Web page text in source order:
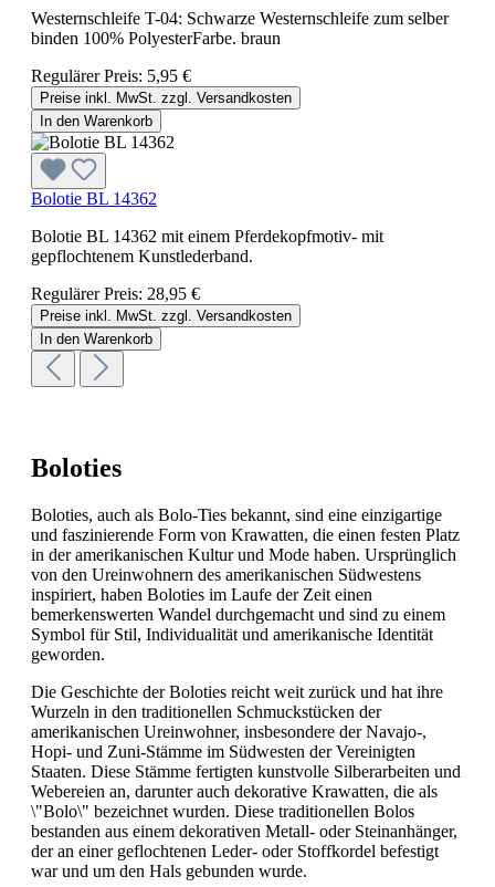
Westernschleife T-04: Schwarze Westernschleife zum selber
binden 100% PolyesterFarbe. braun
Regulärer Preis: 5,95 €
Preise inkl. MwSt. zzgl. Versandkosten
In den Warenkorb
Bolotie BL 14362
Bolotie BL 14362 mit einem Pferdekopfmotiv- mit
gepflochtenem Kunstlederband.
Regulärer Preis: 28,95 €
Preise inkl. MwSt. zzgl. Versandkosten
In den Warenkorb
Boloties
Boloties, auch als Bolo-Ties bekannt, sind eine einzigartige
und faszinierende Form von Krawatten, die einen festen Platz
in der amerikanischen Kultur und Mode haben. Ursprünglich
von den Ureinwohnern des amerikanischen Südwestens
inspiriert, haben Boloties im Laufe der Zeit einen
bemerkenswerten Wandel durchgemacht und sind zu einem
Symbol für Stil, Individualität und amerikanische Identität
geworden.
Die Geschichte der Boloties reicht weit zurück und hat ihre
Wurzeln in den traditionellen Schmuckstücken der
amerikanischen Ureinwohner, insbesondere der Navajo-,
Hopi- und Zuni-Stämme im Südwesten der Vereinigten
Staaten. Diese Stämme fertigten kunstvolle Silberarbeiten und
Webereien an, darunter auch dekorative Krawatten, die als
\"Bolo\" bezeichnet wurden. Diese traditionellen Bolos
bestanden aus einem dekorativen Metall- oder Steinanhänger,
der an einer geflochtenen Leder- oder Stoffkordel befestigt
war und um den Hals gebunden wurde.